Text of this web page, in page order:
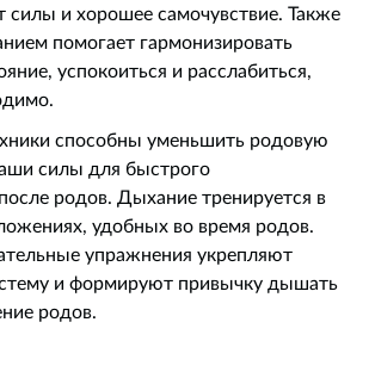
силы и хорошее самочувствие. Также
помогает гармонизировать
успокоиться и расслабиться,
способны уменьшить родовую
силы для быстрого
родов. Дыхание тренируется в
удобных во время родов.
упражнения укрепляют
и формируют привычку дышать
родов.